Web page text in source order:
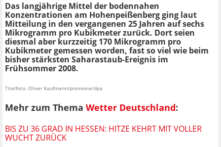
Das langjährige Mittel der bodennahen
Konzentrationen am Hohenpeißenberg ging laut
Mitteilung in den vergangenen 25 Jahren auf sechs
Mikrogramm pro Kubikmeter zurück. Dort seien
diesmal aber kurzzeitig 170 Mikrogramm pro
Kubikmeter gemessen worden, fast so viel wie beim
bisher stärksten Saharastaub-Ereignis im
Frühsommer 2008.
Titelfoto: Oliver Kaufmann/promovie/dpa
Mehr zum Thema Wetter Deutschland:
BIS ZU 36 GRAD IN HESSEN: HITZE KEHRT MIT VOLLER
WUCHT ZURÜCK